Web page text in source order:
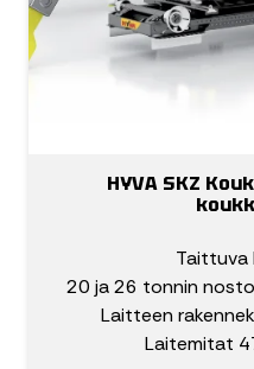
HYVA SKZ
Taittuva
20 ja 26 tonnin
Laitteen
Laitemitat